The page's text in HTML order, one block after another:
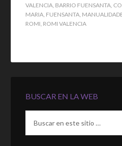
VALENCIA, BARRIO FUENSANTA,
MARIA, FUENSANTA,
ROMI, ROMI VALENCIA
BUSCAR EN LA WEB